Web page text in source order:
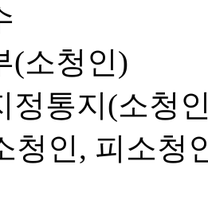
(소청인)
정통지(소청
청인, 피소청